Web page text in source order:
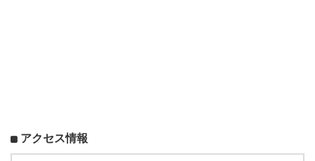
アクセス情報